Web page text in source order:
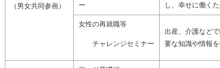
（男女共同参画）
ー
し、幸せに働く
女性の再就職等
チャレンジセミナー
出産、介護など
要な知識や情報